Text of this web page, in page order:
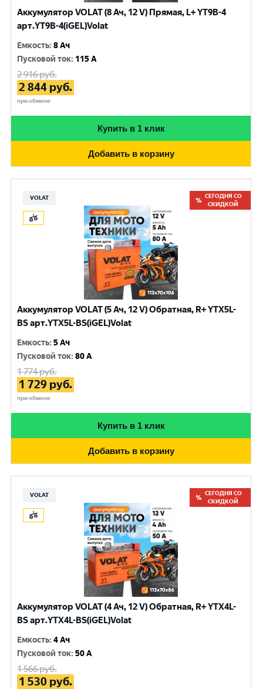
Аккумулятор VOLAT (8 Ач, 12 V) Прямая, L+ YT9B-4
арт.YT9B-4(iGEL)Volat
Емкость:8 Ач
Пусковой ток: 115 A
2 916руб.
2 844 руб.
при обмене
Купить в 1 клик
Добавить в корзину
VOLAT
СЕГОДНЯ СО
СКИДКОЙ
Аккумулятор VOLAT (5 Ач, 12 V) Обратная, R+ YTX5L-
BS арт.YTX5L-BS(iGEL)Volat
Емкость:5 Ач
Пусковой ток:80 A
1 774руб.
1 729 руб.
при обмене
Купить в 1 клик
Добавить в корзину
VOLAT
СЕГОДНЯ СО
СКИДКОЙ
Аккумулятор VOLAT (4 Ач, 12 V) Обратная, R+ YTX4L-
BS арт.YTX4L-BS(iGEL)Volat
Емкость:4 Ач
Пусковой ток:50 A
1 566руб.
1 530 руб.